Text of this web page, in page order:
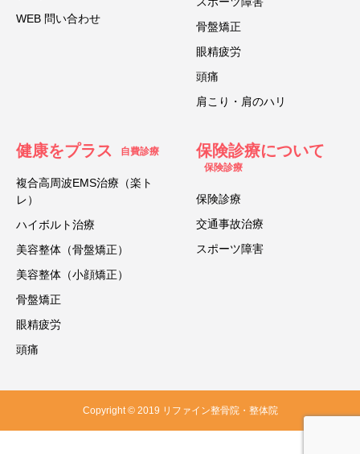
WEB 問い合わせ
骨盤矯正
眼精疲労
頭痛
肩こり・肩のハリ
健康をプラス 自費診療
複合高周波EMS治療（楽ト
レ）
ハイボルト治療
美容整体（骨盤矯正）
美容整体（小顔矯正）
骨盤矯正
眼精疲労
頭痛
保険診療について
保険診療
保険診療
交通事故治療
スポーツ障害
Copyright © 2019 リファイン整骨院・整体院